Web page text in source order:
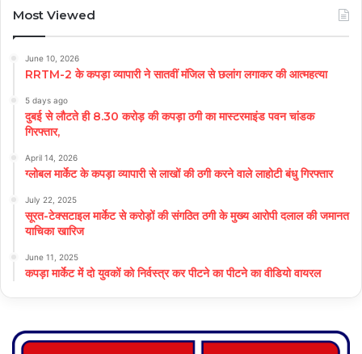
Most Viewed
June 10, 2026
RRTM-2 के कपड़ा व्यापारी ने सातवीं मंजिल से छलांग लगाकर की आत्महत्या
5 days ago
दुबई से लौटते ही 8.30 करोड़ की कपड़ा ठगी का मास्टरमाइंड पवन चांडक
गिरफ्तार,
April 14, 2026
ग्लोबल मार्केट के कपड़ा व्यापारी से लाखों की ठगी करने वाले लाहोटी बंधु गिरफ्तार
July 22, 2025
सूरत-टेक्सटाइल मार्केट से करोड़ों की संगठित ठगी के मुख्य आरोपी दलाल की जमानत
याचिका खारिज
June 11, 2025
कपड़ा मार्केट में दो युवकों को निर्वस्त्र कर पीटने का पीटने का वीडियो वायरल